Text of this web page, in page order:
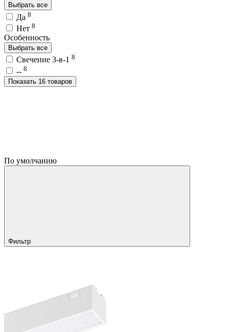
Выбрать все
Да 8
Нет 8
Особенность
Выбрать все
Свечение 3-в-1 8
-- 8
Показать 16 товаров
По умолчанию
Фильтр